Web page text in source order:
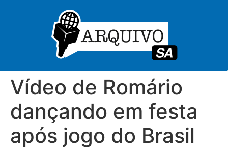
Vídeo de Romário
dançando em festa
após jogo do Brasil